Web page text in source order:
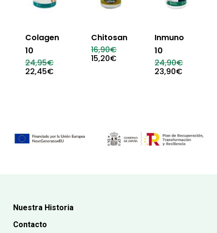
Colagen
10
24,95€El
precio
22,45€El
Chitosan
16,90€El
15,20€
Inmuno
10
24,90€El
23,90€
Nuestra Historia
Contacto